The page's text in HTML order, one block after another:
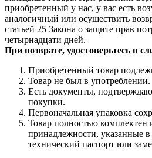
приобретенный у нас, у вас есть
аналогичный или осуществить
статьей 25 Закона о защите прав
четырнадцати дней.
При возврате, удостоверьтесь в
Приобретенный товар
Товар не был в употреблении.
Есть документы,
покупки.
Первоначальная упаковка
Товар полностью комплектен
принадлежности, указанные
технический паспорт или